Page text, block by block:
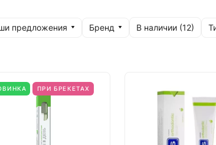
предложения Бренд В наличии (12)
ПРИ БРЕКЕТАХ